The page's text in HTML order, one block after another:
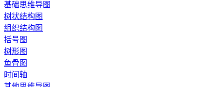
基础思维导图
树状结构图
组织结构图
括号图
树形图
鱼骨图
时间轴